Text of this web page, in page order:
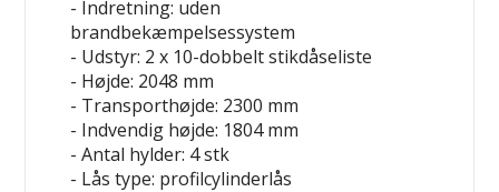
- Indretning: uden
brandbekæmpelsessystem
- Udstyr: 2 x 10-dobbelt stikdåseliste
- Højde: 2048 mm
- Transporthøjde: 2300 mm
- Indvendig højde: 1804 mm
- Antal hylder: 4 stk
- Lås type: profilcylinderlås